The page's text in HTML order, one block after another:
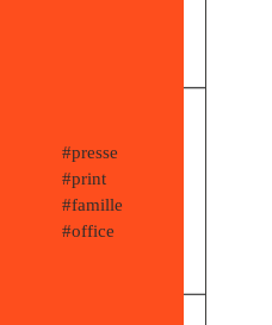
#presse
#print
#famille
#office